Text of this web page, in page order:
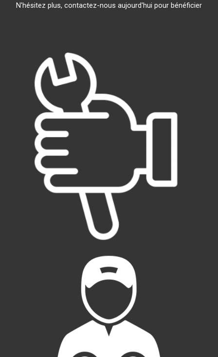
N'hésitez plus, contactez-nous aujourd'hui pour bénéficier